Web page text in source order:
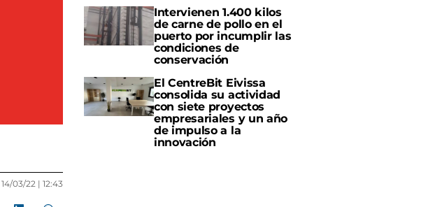
14/03/22 | 12:43
Intervienen 1.400 kilos
de carne de pollo en el
puerto por incumplir las
condiciones de
conservación
El CentreBit Eivissa
consolida su actividad
con siete proyectos
empresariales y un año
de impulso a la
innovación